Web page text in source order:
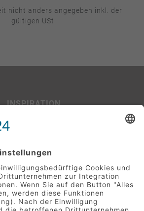
nicht anders angegeben inkl. der
gültigen USt.
INSPIRATION
Beispiel-Projekte
SERVICE
für Baufinanzierer:innen
Glossar